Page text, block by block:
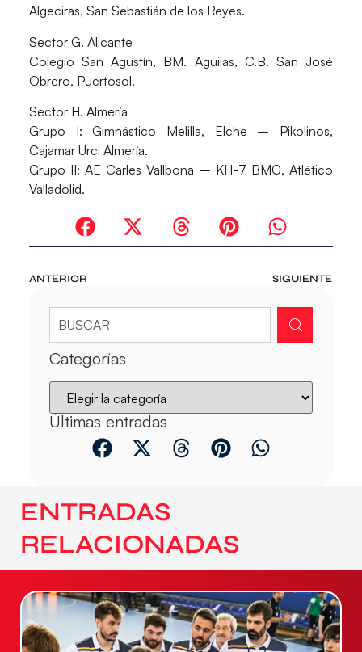
Algeciras, San Sebastián de los Reyes.
Sector G. Alicante
Colegio San Agustín, BM. Aguilas, C.B. San José
Obrero, Puertosol.
Sector H. Almería
Grupo I: Gimnástico Melilla, Elche – Pikolinos,
Cajamar Urci Almería.
Grupo II: AE Carles Vallbona – KH-7 BMG, Atlético
Valladolid.
ANTERIOR SIGUIENTE
Categorías
Últimas entradas
ENTRADAS
RELACIONADAS